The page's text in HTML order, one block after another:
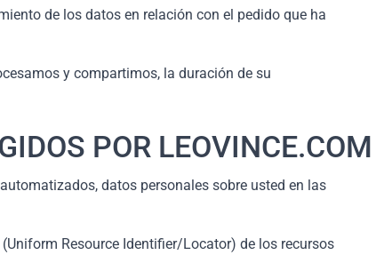
de los datos en relación con el pedido que ha
y compartimos, la duración de su
POR LEOVINCE.COM
datos personales sobre usted en las
Resource Identifier/Locator) de los recursos